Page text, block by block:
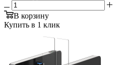
В корзину
Купить в 1 клик